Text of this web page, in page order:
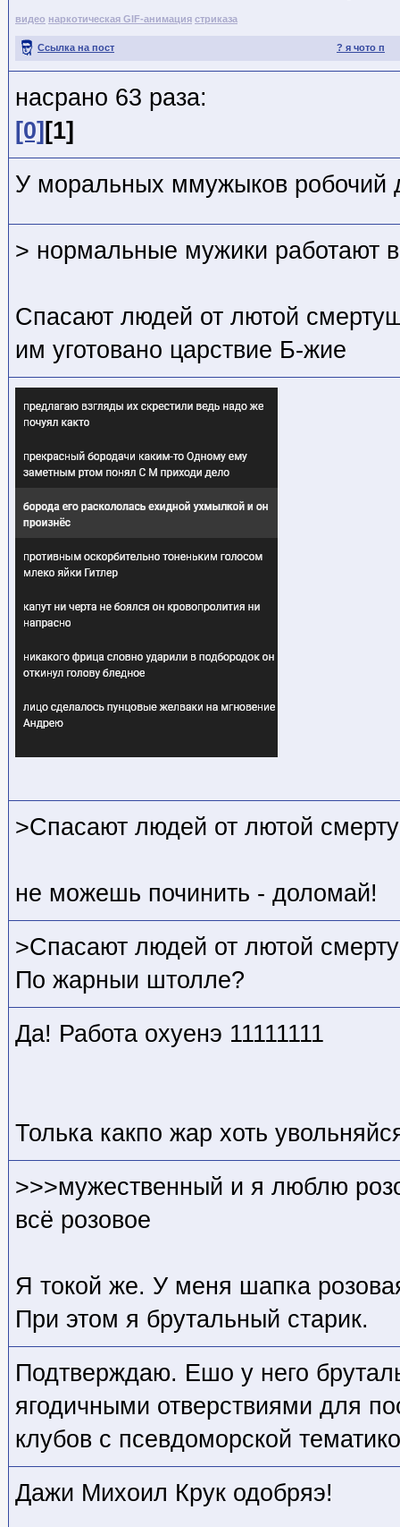
видео наркотическая GIF-анимация стриказа
? я чото п
Ссылка на пост
насрано 63 раза:
[0] [1]
У моральных ммужыков робочий
> нормальные мужики работают
Спасают людей от лютой
им уготовано царствие Б-жие
>Спасают людей от лютой
не можешь починить - доломай!
>Спасают людей от лютой
По жарныи штолле?
Да! Работа охуенэ 11111111
Толька какпо жар хоть
>>>мужественный и я люблю
всё розовое
Я токой же. У меня шапка
При этом я брутальный старик.
Подтверждаю. Ешо у него
ягодичными отверствиями для
клубов с псевдоморской
Дажи Михоил Крук одобряэ!